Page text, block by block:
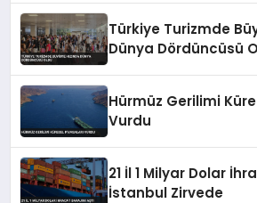
Türkiye Turizmde
Dünya Dördüncüsü
Hürmüz Gerilimi
Vurdu
21 İl 1 Milyar Dolar
İstanbul Zirvede